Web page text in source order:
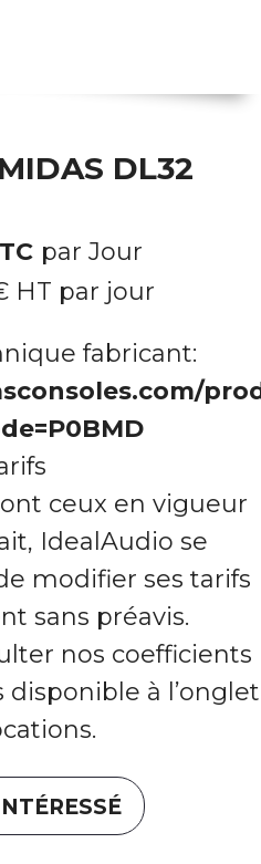
DL32
par Jour
HT par jour
fabricant:
ceux en vigueur
IdealAudio se
modifier ses tarifs
sans préavis.
nos coefficients
à l’onglet